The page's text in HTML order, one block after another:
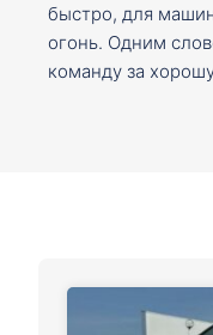
быстро, для
огонь. Одним
команду за